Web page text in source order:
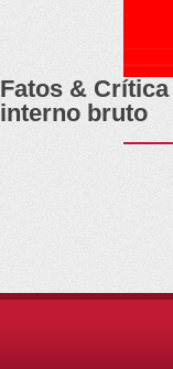
Fatos &
interno bruto